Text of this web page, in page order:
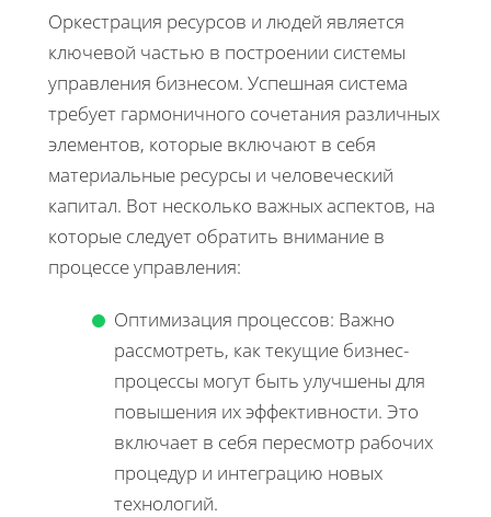
Оркестрация ресурсов и людей является
ключевой частью в построении системы
управления бизнесом. Успешная система
требует гармоничного сочетания различных
элементов, которые включают в себя
материальные ресурсы и человеческий
капитал. Вот несколько важных аспектов, на
которые следует обратить внимание в
процессе управления:
Оптимизация процессов: Важно
рассмотреть, как текущие бизнес-
процессы могут быть улучшены для
повышения их эффективности. Это
включает в себя пересмотр рабочих
процедур и интеграцию новых
технологий.